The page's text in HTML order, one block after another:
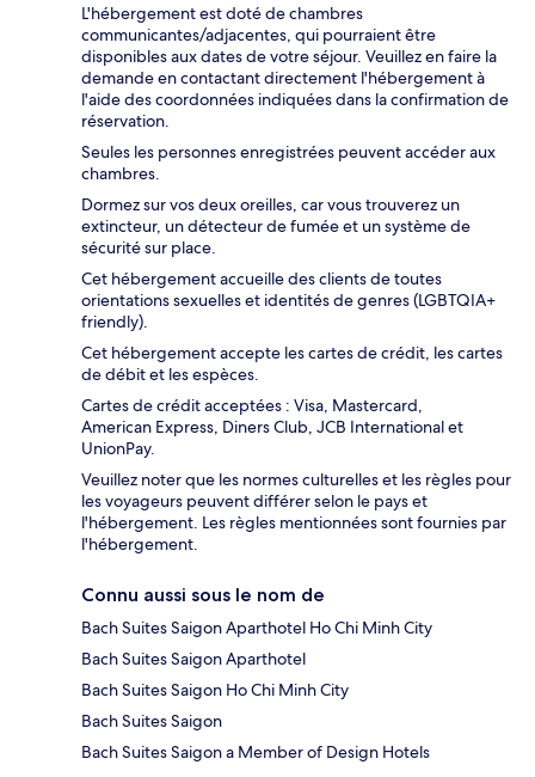
L'hébergement est doté de chambres
communicantes/adjacentes, qui pourraient être
disponibles aux dates de votre séjour. Veuillez en faire la
demande en contactant directement l'hébergement à
l'aide des coordonnées indiquées dans la confirmation de
réservation.
Seules les personnes enregistrées peuvent accéder aux
chambres.
Dormez sur vos deux oreilles, car vous trouverez un
extincteur, un détecteur de fumée et un système de
sécurité sur place.
Cet hébergement accueille des clients de toutes
orientations sexuelles et identités de genres (LGBTQIA+
friendly).
Cet hébergement accepte les cartes de crédit, les cartes
de débit et les espèces.
Cartes de crédit acceptées : Visa, Mastercard,
American Express, Diners Club, JCB International et
UnionPay.
Veuillez noter que les normes culturelles et les règles pour
les voyageurs peuvent différer selon le pays et
l'hébergement. Les règles mentionnées sont fournies par
l'hébergement.
Connu aussi sous le nom de
Bach Suites Saigon Aparthotel Ho Chi Minh City
Bach Suites Saigon Aparthotel
Bach Suites Saigon Ho Chi Minh City
Bach Suites Saigon
Bach Suites Saigon a Member of Design Hotels